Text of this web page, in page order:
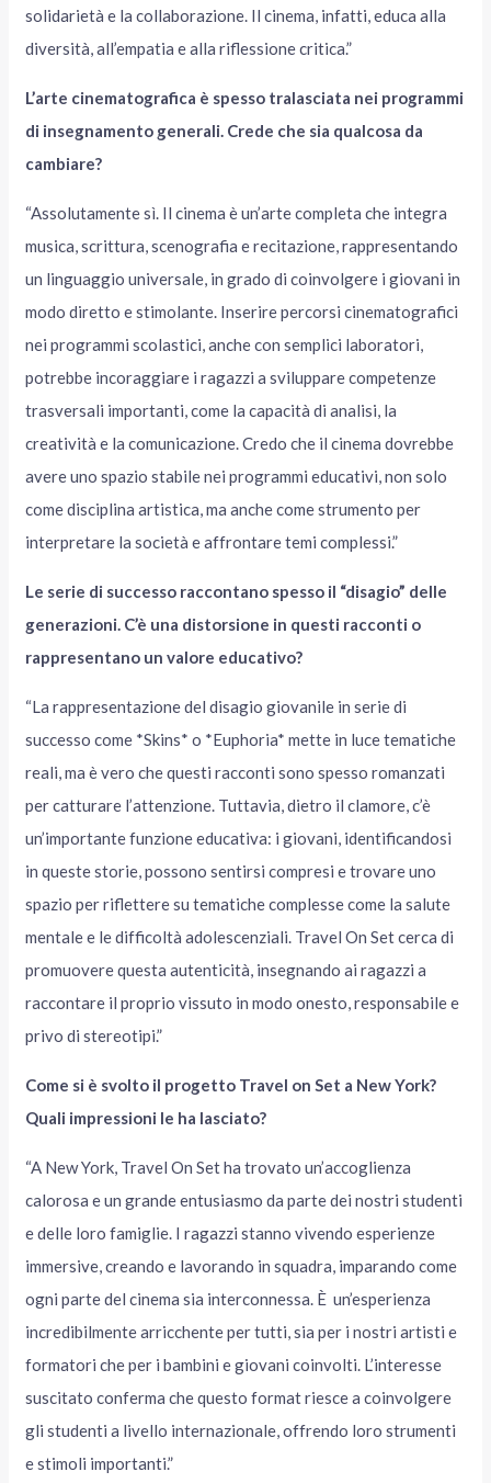
solidarietà e la collaborazione. Il cinema, infatti, educa alla
diversità, all’empatia e alla riflessione critica.”
L’arte cinematografica è spesso tralasciata nei programmi
di insegnamento generali. Crede che sia qualcosa da
cambiare?
“Assolutamente sì. Il cinema è un’arte completa che integra
musica, scrittura, scenografia e recitazione, rappresentando
un linguaggio universale, in grado di coinvolgere i giovani in
modo diretto e stimolante. Inserire percorsi cinematografici
nei programmi scolastici, anche con semplici laboratori,
potrebbe incoraggiare i ragazzi a sviluppare competenze
trasversali importanti, come la capacità di analisi, la
creatività e la comunicazione. Credo che il cinema dovrebbe
avere uno spazio stabile nei programmi educativi, non solo
come disciplina artistica, ma anche come strumento per
interpretare la società e affrontare temi complessi.”
Le serie di successo raccontano spesso il “disagio” delle
generazioni. C’è una distorsione in questi racconti o
rappresentano un valore educativo?
“La rappresentazione del disagio giovanile in serie di
successo come *Skins* o *Euphoria* mette in luce tematiche
reali, ma è vero che questi racconti sono spesso romanzati
per catturare l’attenzione. Tuttavia, dietro il clamore, c’è
un’importante funzione educativa: i giovani, identificandosi
in queste storie, possono sentirsi compresi e trovare uno
spazio per riflettere su tematiche complesse come la salute
mentale e le difficoltà adolescenziali. Travel On Set cerca di
promuovere questa autenticità, insegnando ai ragazzi a
raccontare il proprio vissuto in modo onesto, responsabile e
privo di stereotipi.”
Come si è svolto il progetto Travel on Set a New York?
Quali impressioni le ha lasciato?
“A New York, Travel On Set ha trovato un’accoglienza
calorosa e un grande entusiasmo da parte dei nostri studenti
e delle loro famiglie. I ragazzi stanno vivendo esperienze
immersive, creando e lavorando in squadra, imparando come
ogni parte del cinema sia interconnessa. È un’esperienza
incredibilmente arricchente per tutti, sia per i nostri artisti e
formatori che per i bambini e giovani coinvolti. L’interesse
suscitato conferma che questo format riesce a coinvolgere
gli studenti a livello internazionale, offrendo loro strumenti
e stimoli importanti.”